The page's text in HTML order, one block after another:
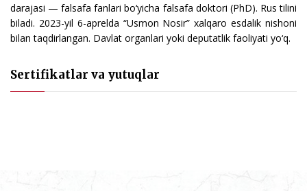
darajasi — falsafa fanlari bo‘yicha falsafa doktori (PhD). Rus tilini
biladi. 2023-yil 6-aprelda “Usmon Nosir” xalqaro esdalik nishoni
bilan taqdirlangan. Davlat organlari yoki deputatlik faoliyati yo‘q.
Sertifikatlar va yutuqlar